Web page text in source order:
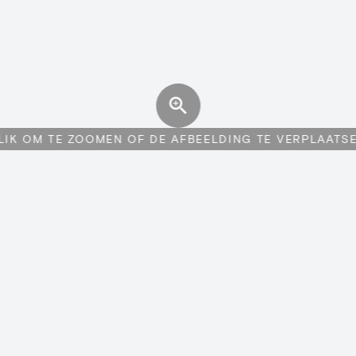
OM TE ZOOMEN OF DE AFBEELDING TE